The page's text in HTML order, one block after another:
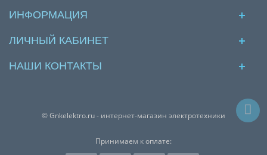
ИНФОРМАЦИЯ
ЛИЧНЫЙ КАБИНЕТ
НАШИ КОНТАКТЫ
© Gnkelektro.ru - интернет-магазин электротехники
Принимаем к оплате: